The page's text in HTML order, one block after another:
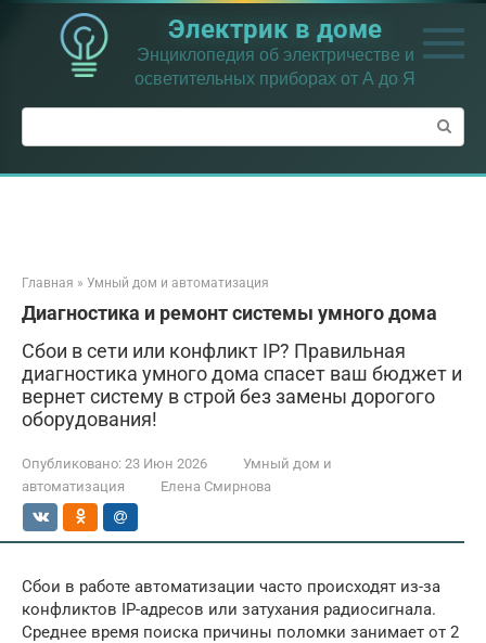
Перейти
контенту
Электрик в доме
Энциклопедия об электричестве и
осветительных приборах от А до Я
Поиск:
Главная » Умный дом и автоматизация
Диагностика и ремонт системы умного дома
Сбои в сети или конфликт IP? Правильная
диагностика умного дома спасет ваш бюджет и
вернет систему в строй без замены дорогого
оборудования!
Опубликовано: 23 Июн 2026
Умный дом и
автоматизация
Елена Смирнова
Сбои в работе автоматизации часто происходят из-за
конфликтов IP-адресов или затухания радиосигнала.
Среднее время поиска причины поломки занимает от 2